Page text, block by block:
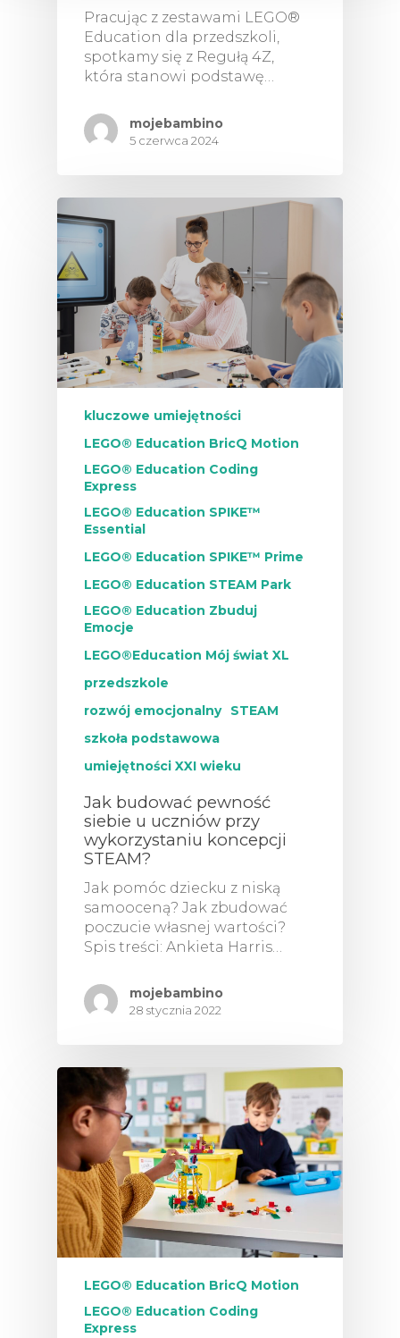
Pracując z zestawami LEGO®
Education dla przedszkoli,
spotkamy się z Regułą 4Z,
która stanowi podstawę…
mojebambino
5 czerwca 2024
kluczowe umiejętności
LEGO® Education BricQ Motion
LEGO® Education Coding
Express
LEGO® Education SPIKE™
Essential
LEGO® Education SPIKE™ Prime
LEGO® Education STEAM Park
LEGO® Education Zbuduj
Emocje
LEGO®Education Mój świat XL
przedszkole
rozwój emocjonalny
STEAM
szkoła podstawowa
umiejętności XXI wieku
Jak budować pewność
siebie u uczniów przy
wykorzystaniu koncepcji
STEAM?
Jak pomóc dziecku z niską
samooceną? Jak zbudować
poczucie własnej wartości?
Spis treści: Ankieta Harris…
mojebambino
28 stycznia 2022
LEGO® Education BricQ Motion
LEGO® Education Coding
Express
LEGO® Education
Essential
LEGO® Education
Motion Essential